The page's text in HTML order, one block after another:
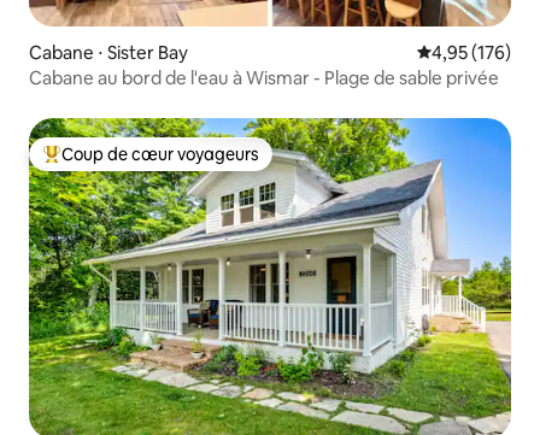
Cabane ⋅ Sister Bay Évaluation
4,95 (176)
Cabane au bord de l'eau à Wismar - Plage de sable privée
Coups de cœur voyageurs les plus appréciés
Coup de cœur voyageurs